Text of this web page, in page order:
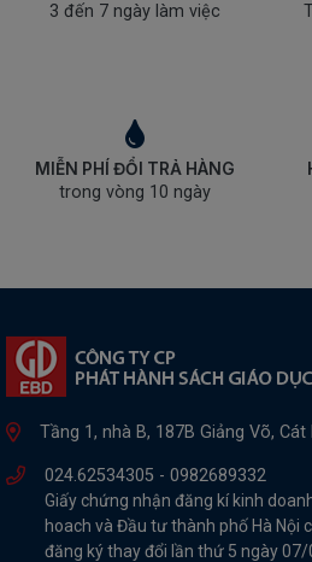
3 đến 7 ngày làm việc
MIỄN PHÍ ĐỔI TRẢ HÀNG
trong vòng 10 ngày
Tầng 1, nhà B, 187B Giảng Võ,
024.62534305 - 0982689332
Giấy chứng nhận đăng kí kinh
hoach và Đầu tư thành phố Hà Nội
đăng ký thay đổi lần thứ 5 ngày 07/